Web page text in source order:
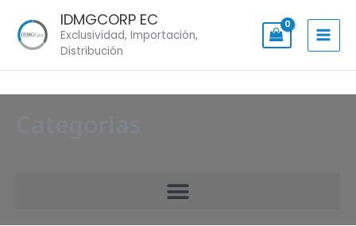
content
IDMGCORP EC
Exclusividad, Importación,
Distribución